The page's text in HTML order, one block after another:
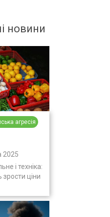
новини
агресія
2025
і техніка:
ціни